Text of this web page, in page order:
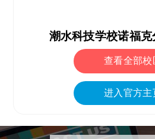
潮水科技学校诺福
查看全部校
进入官方主